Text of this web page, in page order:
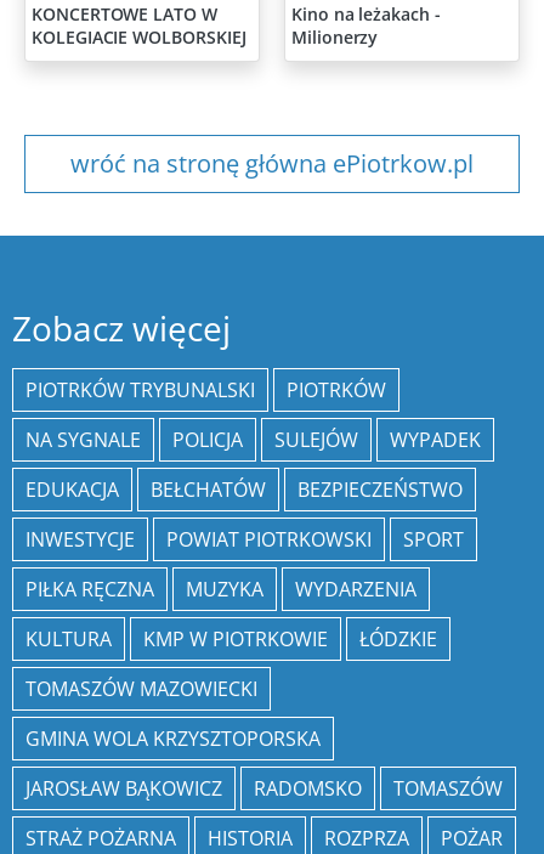
KONCERTOWE LATO W
KOLEGIACIE WOLBORSKIEJ
Kino na leżakach -
Milionerzy
wróć na stronę główna ePiotrkow.pl
Zobacz więcej
PIOTRKÓW TRYBUNALSKI
PIOTRKÓW
NA SYGNALE
POLICJA SULEJÓW
WYPADEK
EDUKACJA
BEŁCHATÓW
BEZPIECZEŃSTWO
INWESTYCJE
POWIAT PIOTRKOWSKI
SPORT
PIŁKA RĘCZNA
MUZYKA
WYDARZENIA
KULTURA
KMP W PIOTRKOWIE
ŁÓDZKIE
TOMASZÓW MAZOWIECKI
GMINA WOLA KRZYSZTOPORSKA
JAROSŁAW BĄKOWICZ
RADOMSKO
TOMASZÓW
STRAŻ POŻARNA
HISTORIA ROZPRZA
POŻAR